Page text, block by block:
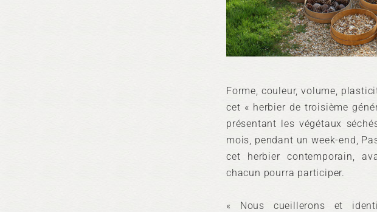
Forme, couleur, volume,
cet « herbier de troisième
présentant les végétaux
mois, pendant un week-end,
cet herbier contemporain,
chacun pourra participer.
« Nous cueillerons et